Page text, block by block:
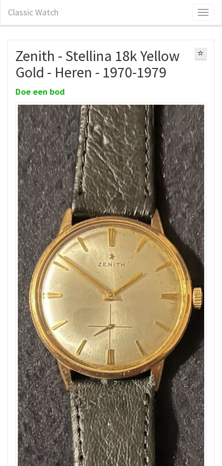
Classic Watch
Zenith - Stellina 18k Yellow
Gold - Heren - 1970-1979
Doe een bod